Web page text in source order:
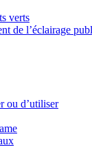
verts
de l’éclairage
ou d’utiliser